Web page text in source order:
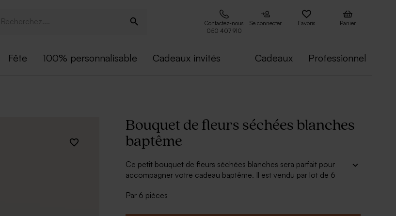
Contactez-nous
050 407 910
Se connecter Favoris Panier
Fête 100% personnalisable Cadeaux invités Cadeaux Professionnel
Bouquet de fleurs séchées blanches
baptême
Ce petit bouquet de fleurs séchées blanches sera parfait pour
accompagner votre cadeau baptême. Il est vendu par lot de 6
* Cadeau invité à commander séparément
Par 6 pièces